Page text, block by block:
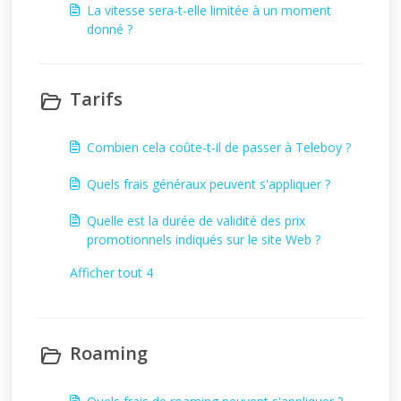
La vitesse sera-t-elle limitée à un moment
donné ?
Tarifs
Combien cela coûte-t-il de passer à Teleboy ?
Quels frais généraux peuvent s'appliquer ?
Quelle est la durée de validité des prix
promotionnels indiqués sur le site Web ?
Afficher tout 4
Roaming